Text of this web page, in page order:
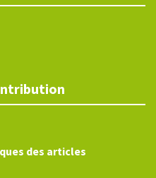
des articles